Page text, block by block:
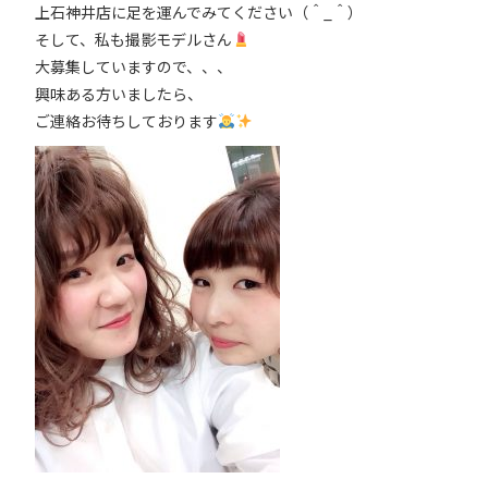
上石神井店に足を運んでみてください（＾_＾）
そして、私も撮影モデルさん
大募集していますので、、、
興味ある方いましたら、
ご連絡お待ちしております